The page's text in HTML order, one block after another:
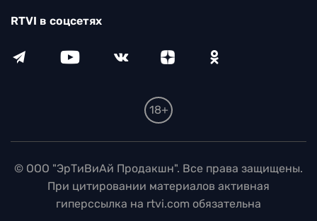
RTVI в соцсетях
18+
© ООО "ЭрТиВиАй Продакшн". Все права защищены.
При цитировании материалов активная
гиперссылка на rtvi.com обязательна